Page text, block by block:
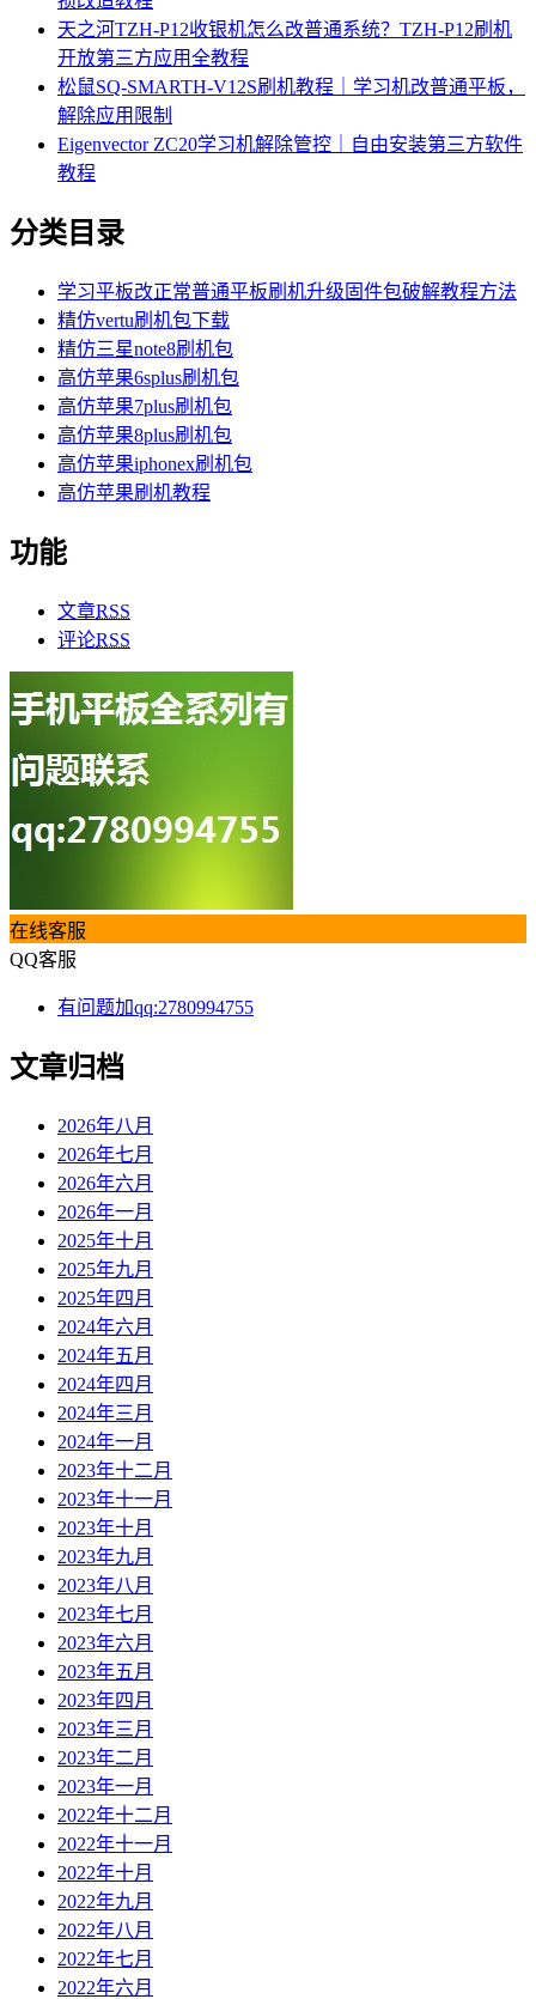
天之河TZH-P12收银机怎么改普通系统？TZH-P12刷机
开放第三方应用全教程
松鼠SQ-SMARTH-V12S刷机教程｜学习机改普通平板，
解除应用限制
Eigenvector ZC20学习机解除管控｜自由安装第三方软件
教程
分类目录
学习平板改正常普通平板刷机升级固件包破解教程方法
精仿vertu刷机包下载
精仿三星note8刷机包
高仿苹果6splus刷机包
高仿苹果7plus刷机包
高仿苹果8plus刷机包
高仿苹果iphonex刷机包
高仿苹果刷机教程
功能
文章RSS
评论RSS
在线客服
QQ客服
有问题加qq:2780994755
文章归档
2026年八月
2026年七月
2026年六月
2026年一月
2025年十月
2025年九月
2025年四月
2024年六月
2024年五月
2024年四月
2024年三月
2024年一月
2023年十二月
2023年十一月
2023年十月
2023年九月
2023年八月
2023年七月
2023年六月
2023年五月
2023年四月
2023年三月
2023年二月
2023年一月
2022年十二月
2022年十一月
2022年十月
2022年九月
2022年八月
2022年七月
2022年六月